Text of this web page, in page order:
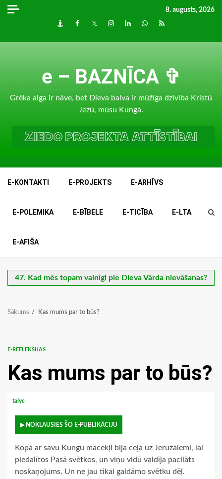
Skip
8. augusts, 2026
DraugiemFacebook
TwitterInstagram
LinkedInwhatsapp
RSS
e – BAZNĪCA ✞
Grēka alga ir nāve, bet Dieva balva ir mūžīga dzīvība Kristū
Jēzū, mūsu Kungā.
E-KONTAKTI E-PROJEKTS E-ARHĪVS
E-POLEMIKA E-BĪBELE E-TICĪBA E-LTA
E-AFIŠA
47. Kad mēs topam vainīgi pie Dieva Vārda nievāšanas?
Sākums Kas mums par to būs?
E-REFLEKSIJAS
Kas mums par to būs?
talyc
▶ NOKLAUSIES ŠO E-PUBLIKĀCIJU
Kopā ar savu Kungu mācekļi bija ceļā uz Jeruzālemi, lai
piedalītos Pasā svētkos, un viņu vidū valdīja pacilāts
noskaņojums. Un ne jau tikai gaidāmo svētku dēļ.